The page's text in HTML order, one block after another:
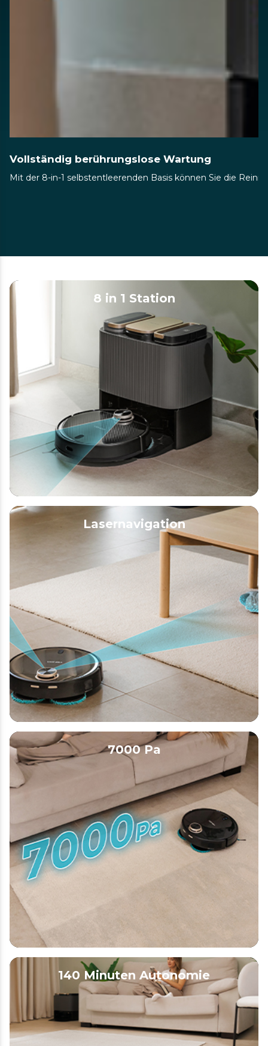
Vollständig berührungslose Wartung
Mit der 8-in-1 selbstentleerenden Basis können Sie die
8 in 1 Station
Lasernavigation
7000 Pa
140 Minuten Autonomie